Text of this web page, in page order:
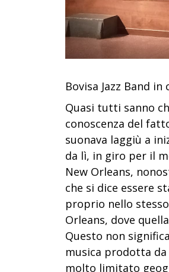
Bovisa Jazz Band in
Quasi tutti sanno
conoscenza del
suonava laggiù a
da lì, in giro per il
New Orleans,
che si dice essere
proprio nello
Orleans, dove
Questo non
musica prodotta
molto limitato